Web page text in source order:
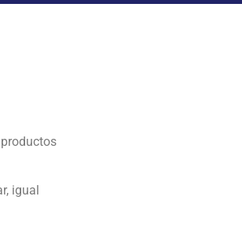
igual